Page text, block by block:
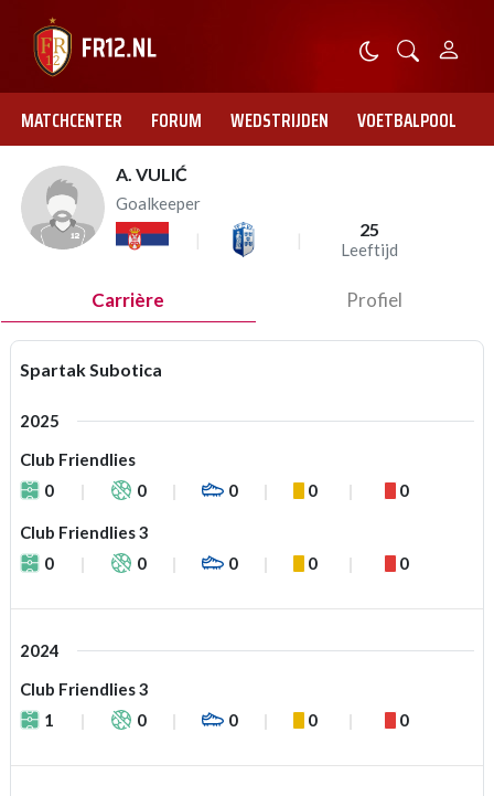
MATCHCENTER FORUM WEDSTRIJDEN VOETBALPOOL
A. VULIĆ
Goalkeeper
25
Leeftijd
Carrière Profiel
Spartak Subotica
2025
Club Friendlies
0
0 0 0 0
Club Friendlies 3
0
0 0 0 0
2024
Club Friendlies 3
1
0 0 0 0